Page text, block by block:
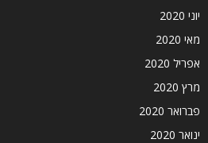
יוני 2020
מאי 2020
אפריל 2020
מרץ 2020
פברואר 2020
ינואר 2020